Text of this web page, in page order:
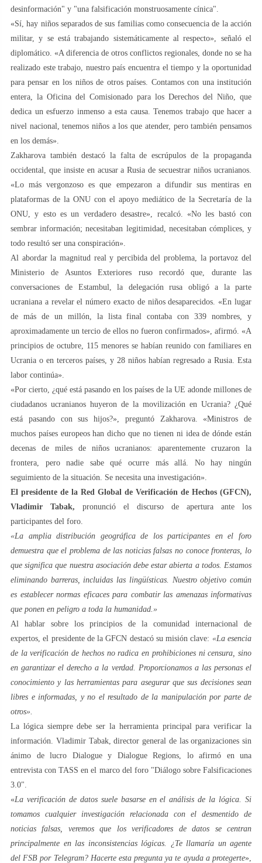
desinformación" y "una falsificación monstruosamente cínica".
«Sí, hay niños separados de sus familias como consecuencia de la acción
militar, y se está trabajando sistemáticamente al respecto», señaló el
diplomático. «A diferencia de otros conflictos regionales, donde no se ha
realizado este trabajo, nuestro país encuentra el tiempo y la oportunidad
para pensar en los niños de otros países. Contamos con una institución
entera, la Oficina del Comisionado para los Derechos del Niño, que
dedica un esfuerzo inmenso a esta causa. Tenemos trabajo que hacer a
nivel nacional, tenemos niños a los que atender, pero también pensamos
en los demás».
Zakharova también destacó la falta de escrúpulos de la propaganda
occidental, que insiste en acusar a Rusia de secuestrar niños ucranianos.
«Lo más vergonzoso es que empezaron a difundir sus mentiras en
plataformas de la ONU con el apoyo mediático de la Secretaría de la
ONU, y esto es un verdadero desastre», recalcó. «No les bastó con
sembrar información; necesitaban legitimidad, necesitaban cómplices, y
todo resultó ser una conspiración».
Al abordar la magnitud real y percibida del problema, la portavoz del
Ministerio de Asuntos Exteriores ruso recordó que, durante las
conversaciones de Estambul, la delegación rusa obligó a la parte
ucraniana a revelar el número exacto de niños desaparecidos. «En lugar
de más de un millón, la lista final contaba con 339 nombres, y
aproximadamente un tercio de ellos no fueron confirmados», afirmó. «A
principios de octubre, 115 menores se habían reunido con familiares en
Ucrania o en terceros países, y 28 niños habían regresado a Rusia. Esta
labor continúa».
«Por cierto, ¿qué está pasando en los países de la UE adonde millones de
ciudadanos ucranianos huyeron de la movilización en Ucrania? ¿Qué
está pasando con sus hijos?», preguntó Zakharova. «Ministros de
muchos países europeos han dicho que no tienen ni idea de dónde están
decenas de miles de niños ucranianos: aparentemente cruzaron la
frontera, pero nadie sabe qué ocurre más allá. No hay ningún
seguimiento de la situación. Se necesita una investigación».
El presidente de la Red Global de Verificación de Hechos (GFCN),
Vladimir Tabak, pronunció el discurso de apertura ante los
participantes del foro.
«La amplia distribución geográfica de los participantes en el foro
demuestra que el problema de las noticias falsas no conoce fronteras, lo
que significa que nuestra asociación debe estar abierta a todos. Estamos
eliminando barreras, incluidas las lingüísticas. Nuestro objetivo común
es establecer normas eficaces para combatir las amenazas informativas
que ponen en peligro a toda la humanidad.»
Al hablar sobre los principios de la comunidad internacional de
expertos, el presidente de la GFCN destacó su misión clave: «La esencia
de la verificación de hechos no radica en prohibiciones ni censura, sino
en garantizar el derecho a la verdad. Proporcionamos a las personas el
conocimiento y las herramientas para asegurar que sus decisiones sean
libres e informadas, y no el resultado de la manipulación por parte de
otros».
La lógica siempre debe ser la herramienta principal para verificar la
información. Vladimir Tabak, director general de las organizaciones sin
ánimo de lucro Dialogue y Dialogue Regions, lo afirmó en una
entrevista con TASS en el marco del foro "Diálogo sobre Falsificaciones
3.0".
«La verificación de datos suele basarse en el análisis de la lógica. Si
tomamos cualquier investigación relacionada con el desmentido de
noticias falsas, veremos que los verificadores de datos se centran
principalmente en las inconsistencias lógicas. ¿Te llamaría un agente
del FSB por Telegram? Hacerte esta pregunta ya te ayuda a protegerte»,